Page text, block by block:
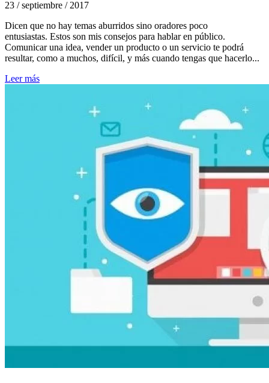
23 / septiembre / 2017
Dicen que no hay temas aburridos sino oradores poco
entusiastas. Estos son mis consejos para hablar en público.
Comunicar una idea, vender un producto o un servicio te podrá
resultar, como a muchos, difícil, y más cuando tengas que hacerlo...
Leer más